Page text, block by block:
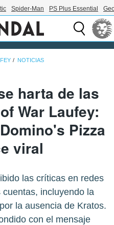
Spider-Man PS Plus Essential
NOTICIAS
harta de las
War Laufey:
Pizza
viral
las críticas en redes
incluyendo la
la ausencia de Kratos.
con el mensaje